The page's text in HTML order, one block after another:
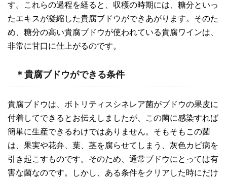
す。これらの過程を経ると、収穫の時期には、糖分といっ
たエキスが凝縮した貴腐ブドウができあがります。そのた
め、糖分の高い貴腐ブドウが使われている貴腐ワインは、
非常に甘口に仕上がるのです。
＊貴腐ブドウができる条件
貴腐ブドウは、ボトリティスシネレア菌がブドウの果皮に
付着してできるとお伝えしましたが、この菌に感染すれば
簡単に生産できるわけではありません。そもそもこの菌
は、果実や花弁、葉、茎を腐らせてしまう、灰色カビ病を
引き起こすものです。そのため、通常ブドウにとっては有
害な菌なのです。しかし、ある条件をクリアした時にだけ